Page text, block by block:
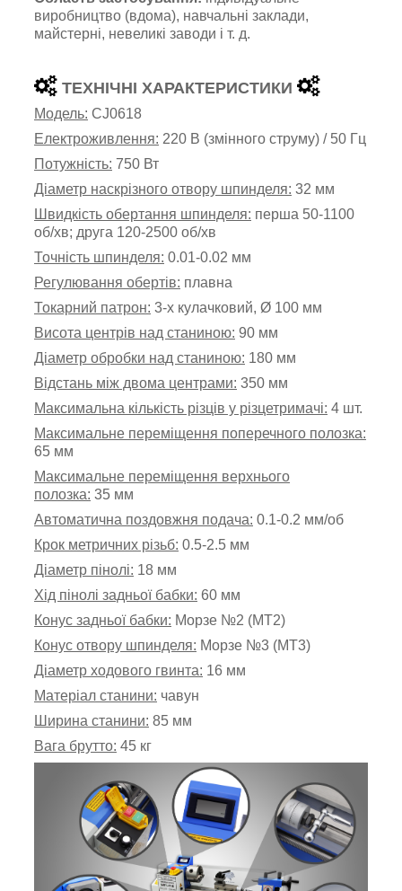
виробництво (вдома), навчальні заклади,
майстерні, невеликі заводи і т. д.
ТЕХНІЧНІ ХАРАКТЕРИСТИКИ
Модель: CJ0618
Електроживлення: 220 В (змінного струму) / 50 Гц
Потужність: 750 Вт
Діаметр наскрізного отвору шпинделя: 32 мм
Швидкість обертання шпинделя: перша 50-1100
об/хв; друга 120-2500 об/хв
Точність шпинделя: 0.01-0.02 мм
Регулювання обертів: плавна
Токарний патрон: 3-х кулачковий, Ø 100 мм
Висота центрів над станиною: 90 мм
Діаметр обробки над станиною: 180 мм
Відстань між двома центрами: 350 мм
Максимальна кількість різців у різцетримачі: 4 шт.
Максимальне переміщення поперечного полозка:
65 мм
Максимальне переміщення верхнього
полозка: 35 мм
Автоматична поздовжня подача: 0.1-0.2 мм/об
Крок метричних різьб: 0.5-2.5 мм
Діаметр пінолі: 18 мм
Хід пінолі задньої бабки: 60 мм
Конус задньої бабки: Морзе №2 (MT2)
Конус отвору шпинделя: Морзе №3 (MT3)
Діаметр ходового гвинта: 16 мм
Матеріал станини: чавун
Ширина станини: 85 мм
Вага брутто: 45 кг